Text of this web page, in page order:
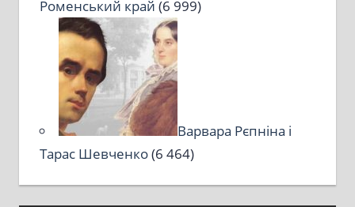
Роменський край (6 999)
Варвара Рєпніна і
Тарас Шевченко(6 464)